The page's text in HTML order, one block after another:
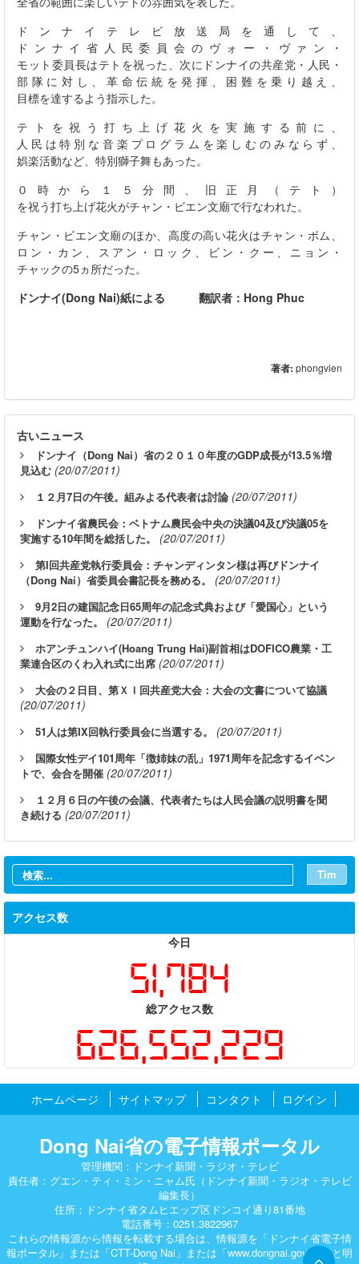
ドンナイテレビ放送局を通して、
ドンナイ省人民委員会のヴォー・ヴァン・
モット委員長はテトを祝った、次にドンナイの共産党・人民・
部隊に対し、革命伝統を発揮、困難を乗り越え、
目標を達するよう指示した。
テトを祝う打ち上げ花火を実施する前に、
人民は特別な音楽プログラムを楽しむのみならず、
娯楽活動など、特別獅子舞もあった。
０時から１５分間、旧正月（テト）
を祝う打ち上げ花火がチャン・ビエン文廟で行なわれた。
チャン・ビエン文廟のほか、高度の高い花火はチャン・ボム、
ロン・カン、スアン・ロック、ビン・クー、ニョン・
チャックの5ヵ所だった。
ドンナイ(Dong Nai)紙による 翻訳者： Hong Phuc
著者: phongvien
古いニュース
ドンナイ（Dong Nai）省の２０１０年度のGDP成長が13.5％増
見込む (20/07/2011)
１２月7日の午後。組みよる代表者は討論 (20/07/2011)
ドンナイ省農民会：ベトナム農民会中央の決議04及び決議05を
実施する10年間を総括した。
(20/07/2011)
第I回共産党執行委員会：チャンディンタン様は再びドンナイ
（Dong Nai）省委員会書記長を務める。
(20/07/2011)
9月2日の建国記念日65周年の記念式典および「愛国心」という
運動を行なった。
(20/07/2011)
ホアンチュンハイ(Hoang Trung Hai)副首相はDOFICO農業・工
業連合区のくわ入れ式に出席 (20/07/2011)
大会の２日目、第ＸＩ回共産党大会：大会の文書について協議
(20/07/2011)
51人は第IX回執行委員会に当選する。 (20/07/2011)
国際女性デイ101周年「徴姉妹の乱」1971周年を記念するイベン
トで、会合を開催 (20/07/2011)
１２月６日の午後の会議、代表者たちは人民会議の説明書を聞
き続ける (20/07/2011)
Tìm
アクセス数
今日
51,784
総アクセス数
626,552,229
ホームページ サイトマップ コンタクト ログイン
Dong Nai省の電子情報ポータル
管理機関：ドンナイ新聞・ラジオ・テレビ
責任者：グエン・ティ・ミン・ニャム氏（ドンナイ新聞・ラジオ・テレビ
編集長）
住所：ドンナイ省タムヒエップ区ドンコイ通り81番地
電話番号：0251.3822967
これらの情報源から情報を転載する場合は、情報源を「ドンナイ省電子情
報ポータル」または「CTT-Dong Nai」または「www.dongnai.g​ov.vn」と明